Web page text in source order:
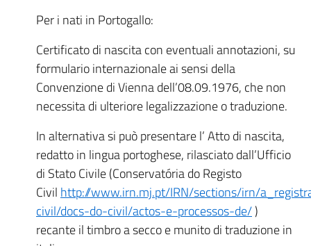
Per i nati in Portogallo:
Certificato di nascita con eventuali annotazioni, su
formulario internazionale ai sensi della
Convenzione di Vienna dell’08.09.1976, che non
necessita di ulteriore legalizzazione o traduzione.
In alternativa si può presentare l’ Atto di nascita,
redatto in lingua portoghese, rilasciato dall’Ufficio
di Stato Civile (Conservatória do Registo
Civil http://www.irn.mj.pt/IRN/sections/irn/
civil/docs-do-civil/actos-e-processos-de/)
recante il timbro a secco e munito di traduzione in